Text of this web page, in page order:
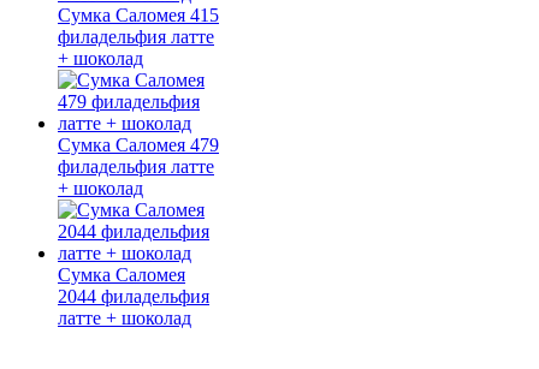
Сумка Саломея 415
филадельфия латте
+ шоколад
Сумка Саломея 479
филадельфия латте
+ шоколад
Сумка Саломея
2044 филадельфия
латте + шоколад